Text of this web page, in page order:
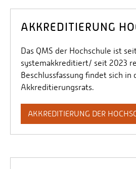
AKKREDITIERUNG
Das QMS der Hochschule ist
systemakkreditiert/ seit 2023
Beschlussfassung findet sich in
Akkreditierungsrats.
AKKREDITIERUNG DER